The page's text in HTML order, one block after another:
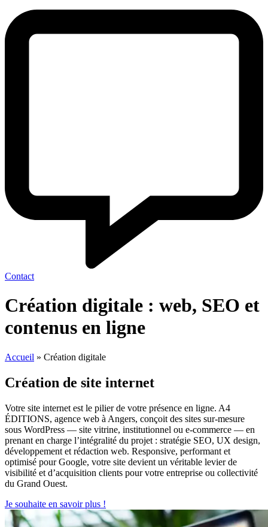
Contact
Création digitale : web, SEO et
contenus en ligne
Accueil » Création digitale
Création de site internet
Votre site internet est le pilier de votre présence en ligne. A4
ÉDITIONS, agence web à Angers, conçoit des sites sur-mesure
sous WordPress — site vitrine, institutionnel ou e-commerce — en
prenant en charge l’intégralité du projet : stratégie SEO, UX design,
développement et rédaction web. Responsive, performant et
optimisé pour Google, votre site devient un véritable levier de
visibilité et d’acquisition clients pour votre entreprise ou collectivité
du Grand Ouest.
Je souhaite en savoir plus !